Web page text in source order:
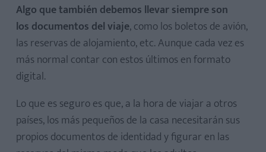
Algo que también debemos llevar siempre son
los documentos del viaje, como los boletos de avión,
las reservas de alojamiento, etc. Aunque cada vez es
más normal contar con estos últimos en formato
digital.
Lo que es seguro es que, a la hora de viajar a otros
países, los más pequeños de la casa necesitarán sus
propios documentos de identidad y figurar en las